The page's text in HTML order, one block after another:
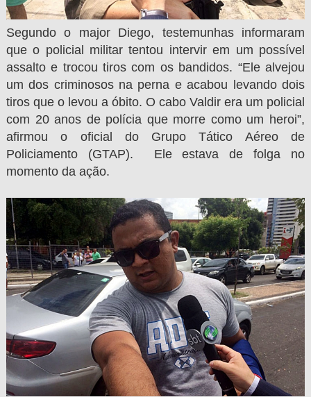
Segundo o major Diego, testemunhas informaram
que o policial militar tentou intervir em um possível
assalto e trocou tiros com os bandidos. “Ele alvejou
um dos criminosos na perna e acabou levando dois
tiros que o levou a óbito. O cabo Valdir era um policial
com 20 anos de polícia que morre como um heroi”,
afirmou o oficial do Grupo Tático Aéreo de
Policiamento (GTAP). Ele estava de folga no
momento da ação.